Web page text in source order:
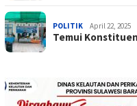
POLITIK April 22, 2025
Temui